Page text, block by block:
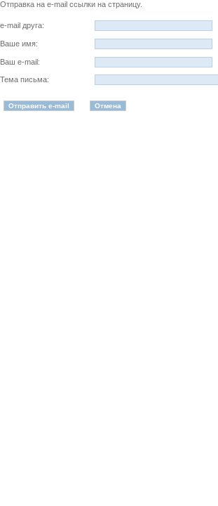
Отправка на e-mail ссылки на страницу.
e-mail друга:
Ваше имя:
Ваш e-mail:
Тема письма: